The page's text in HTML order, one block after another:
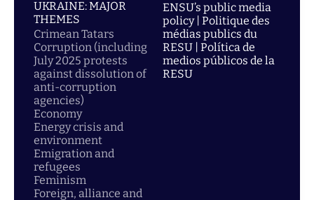
UKRAINE: MAJOR
THEMES
Crimean Tatars
Corruption (including
July 2025 protests
against dissolution of
anti-corruption
agencies)
Economy
Energy crisis and
environment
Emigration and
refugees
Feminism
Foreign, alliance and
ENSU’s public media
policy | Politique des
médias publics du
RESU | Política de
medios públicos de la
RESU